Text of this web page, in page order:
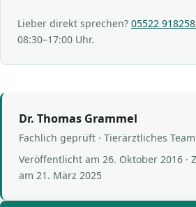
Lieber direkt sprechen? 05522
08:30–17:00 Uhr.
Dr. Thomas Grammel
Fachlich geprüft · Tierärztliches
Veröffentlicht am 26. Oktober 2016 ·
am 21. März 2025